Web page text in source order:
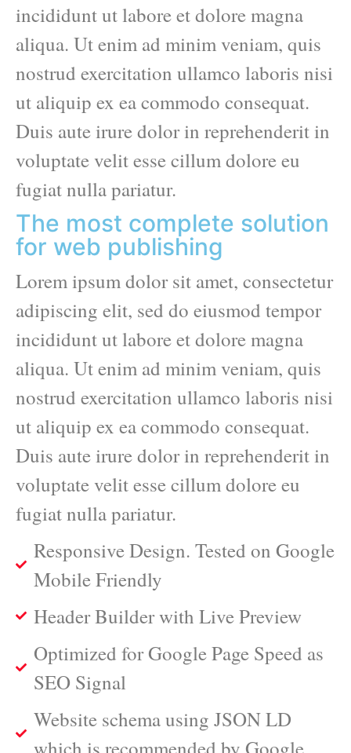
incididunt ut labore et dolore magna
aliqua. Ut enim ad minim veniam, quis
nostrud exercitation ullamco laboris nisi
ut aliquip ex ea commodo consequat.
Duis aute irure dolor in reprehenderit in
voluptate velit esse cillum dolore eu
fugiat nulla pariatur.
The most complete solution
for web publishing
Lorem ipsum dolor sit amet, consectetur
adipiscing elit, sed do eiusmod tempor
incididunt ut labore et dolore magna
aliqua. Ut enim ad minim veniam, quis
nostrud exercitation ullamco laboris nisi
ut aliquip ex ea commodo consequat.
Duis aute irure dolor in reprehenderit in
voluptate velit esse cillum dolore eu
fugiat nulla pariatur.
Responsive Design. Tested on Google
Mobile Friendly
Header Builder with Live Preview
Optimized for Google Page Speed as
SEO Signal
Website schema using JSON LD
which is recommended by Google